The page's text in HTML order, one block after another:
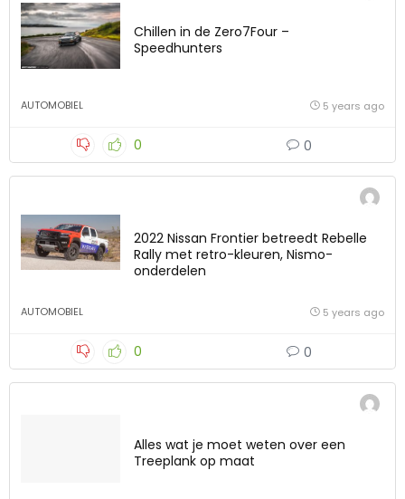
Chillen in de Zero7Four –
Speedhunters
AUTOMOBIEL 5 years ago
0 0
2022 Nissan Frontier betreedt Rebelle
Rally met retro-kleuren, Nismo-
onderdelen
AUTOMOBIEL 5 years ago
0 0
Alles wat je moet weten over een
Treeplank op maat